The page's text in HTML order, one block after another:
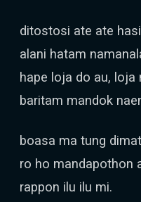
ditostosi ate ate
alani hatam
hape loja do au, loja
baritam mandok
boasa ma tung
ro ho mandapothon
rappon ilu ilu mi.